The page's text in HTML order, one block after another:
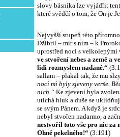
slovy básníka lze vyjádřit
které svědčí o tom, že On je
Nejvyšší stupeň této
Džibríl – mír s ním – k
uprostřed noci s velkolepými
ve stvoření nebes a země a
lidi rozmyslem nadané.“
sallam – plakal tak, že mu
noci mi byly zjeveny verše.
nich.“Ke zjevení byla
utichá hluk a duše se
se svým Pánem. A když je
nebyl stvořen nadarmo, a
nestvořil toto vše pro nic za
Ohně pekelného!“ (3:191)